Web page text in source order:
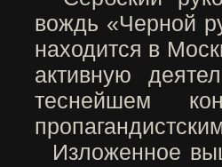
вождь «Черной
находится в
активную
теснейшем
Изложенное